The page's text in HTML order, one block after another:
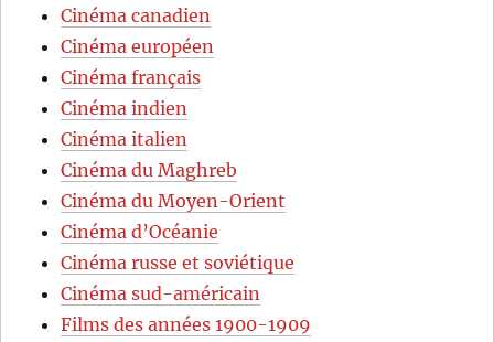
Cinéma canadien
Cinéma européen
Cinéma français
Cinéma indien
Cinéma italien
Cinéma du Maghreb
Cinéma du Moyen-Orient
Cinéma d’Océanie
Cinéma russe et soviétique
Cinéma sud-américain
Films des années 1900-1909